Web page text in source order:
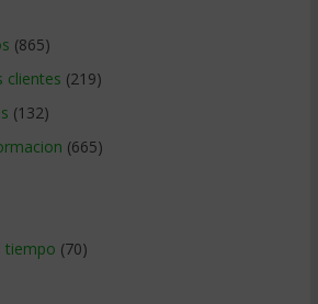
(865)
clientes (219)
(132)
(665)
tiempo (70)